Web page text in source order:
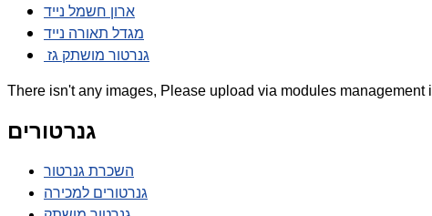
ארון חשמל נייד
מגדל תאורה נייד
גנרטור מושתק גז
There isn't any images, Please upload via modules management
גנרטורים
השכרת גנרטור
גנרטורים למכירה